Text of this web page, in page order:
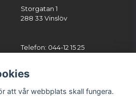
Storgatan 1
288 33 Vinslöv
Telefon: 044-12 15 25
att vår webbplats skall fungera.